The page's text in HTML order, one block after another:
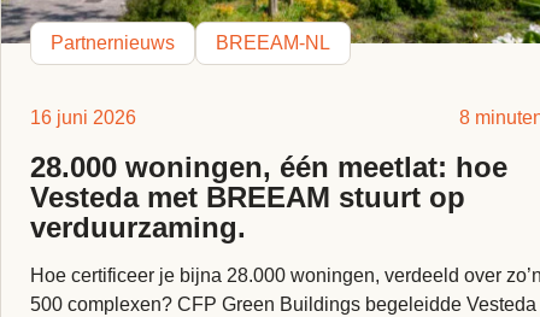
Partnernieuws BREEAM-NL
16 juni 2026 8
28.000 woningen, één meetlat: hoe
Vesteda met BREEAM stuurt op
verduurzaming.
Hoe certificeer je bijna 28.000 woningen, verdeeld over
500 complexen? CFP Green Buildings begeleidde Vesteda